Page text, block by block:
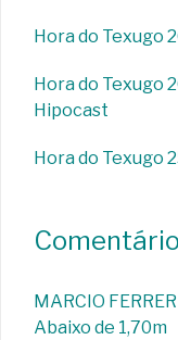
Hora do Texugo
Hora do Texugo
Hipocast
Hora do Texugo
MARCIO FERRER
Abaixo de 1,70m